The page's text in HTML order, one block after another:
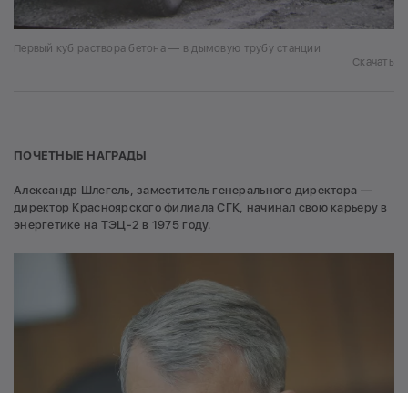
Первый куб раствора бетона — в дымовую трубу станции
Скачать
ПОЧЕТНЫЕ НАГРАДЫ
Александр Шлегель, заместитель генерального директора —
директор Красноярского филиала СГК, начинал свою карьеру в
энергетике на ТЭЦ-2 в 1975 году.